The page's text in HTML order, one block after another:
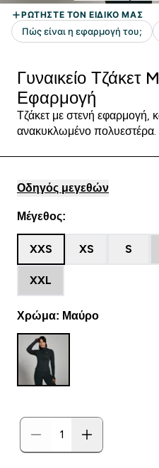
Γυναικείο Τζάκετ
Εφαρμογή
Τζάκετ με στενή εφαρμογή,
ανακυκλωμένο πολυεστέρα.
Οδηγός μεγεθών
Μέγεθος:
XXS XS S
XXL
Χρώμα: Μαύρο